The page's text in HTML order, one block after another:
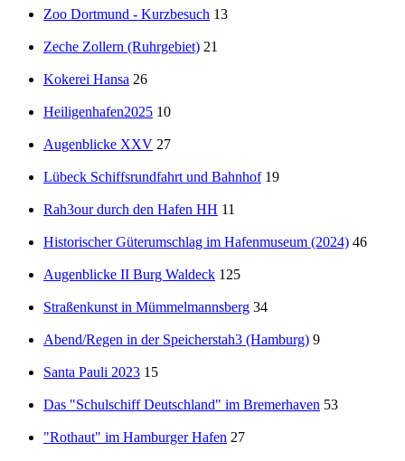
Zoo Dortmund - Kurzbesuch 13
Zeche Zollern (Ruhrgebiet) 21
Kokerei Hansa 26
Heiligenhafen2025 10
Augenblicke XXV 27
Lübeck Schiffsrundfahrt und Bahnhof 19
Rah3our durch den Hafen HH 11
Historischer Güterumschlag im Hafenmuseum (2024) 46
Augenblicke II Burg Waldeck 125
Straßenkunst in Mümmelmannsberg 34
Abend/Regen in der Speicherstah3 (Hamburg) 9
Santa Pauli 2023 15
Das "Schulschiff Deutschland" im Bremerhaven 53
"Rothaut" im Hamburger Hafen 27